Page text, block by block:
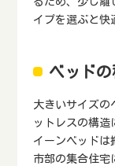
イプを選ぶと快
ベッド
大きいサイズの
ットレスの構造
イーンベッドは
市部の集合住宅